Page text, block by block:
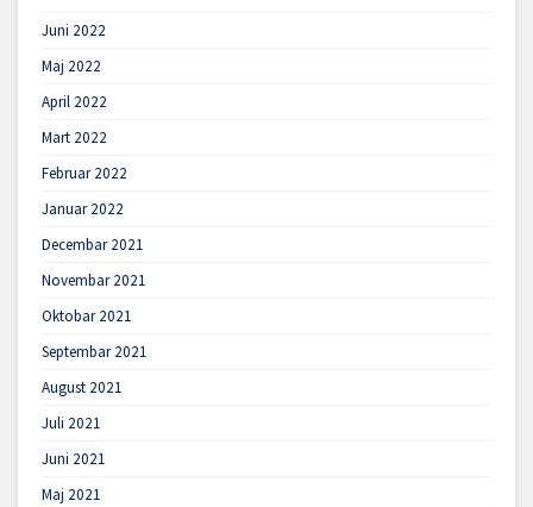
Juni 2022
Maj 2022
April 2022
Mart 2022
Februar 2022
Januar 2022
Decembar 2021
Novembar 2021
Oktobar 2021
Septembar 2021
August 2021
Juli 2021
Juni 2021
Maj 2021